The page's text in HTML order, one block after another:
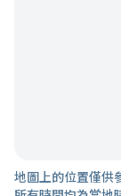
地圖上的位置僅供